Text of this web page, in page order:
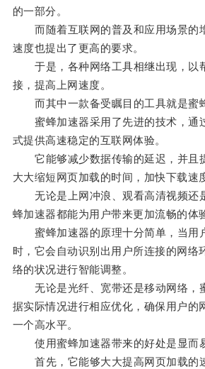
的一部分。
而随着互联网的普及和应用场景的
速度也提出了更高的要求。
于是，各种网络工具相继出现，以
接，提高上网速度。
而其中一款备受瞩目的工具就是蜜
蜜蜂加速器采用了先进的技术，通
式提供高速稳定的互联网体验。
它能够减少数据传输的延迟，并且
大大缩短网页加载的时间，加快下载速
无论是上网冲浪、观看高清视频还
蜂加速器都能为用户带来更加流畅的体
蜜蜂加速器的原理十分简单，当用
时，它会自动识别出用户所连接的网络
络的状况进行智能调整。
无论是光纤、宽带还是移动网络，
据实际情况进行相应优化，确保用户的
一个高水平。
使用蜜蜂加速器带来的好处是显而
首先，它能够大大提高网页加载的